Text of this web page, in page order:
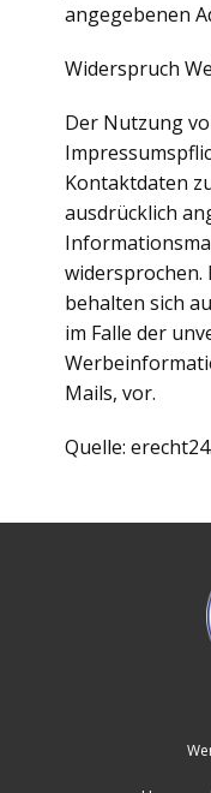
angegebenen
Widerspruch
Der Nutzung
Kontaktdaten
ausdrücklich
widersprochen.
behalten sich
im Falle der
Mails, vor.
Quelle: